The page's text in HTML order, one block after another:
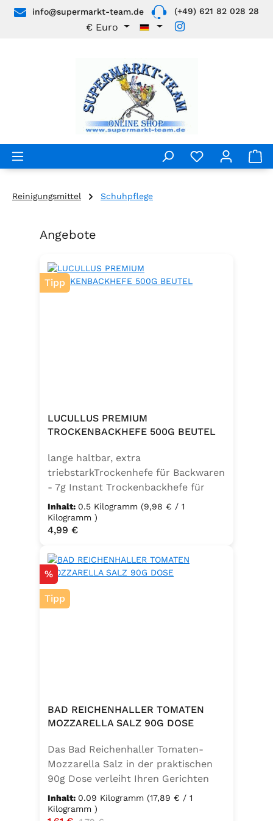
Zum Hauptinhalt springen
info@supermarkt-team.de (+49) 621 82 028 28
€ Euro
Reinigungsmittel Schuhpflege
Produktgalerie überspringen
Angebote
Tipp
LUCULLUS PREMIUM
TROCKENBACKHEFE 500G BEUTEL
lange haltbar, extra
triebstarkTrockenhefe für Backwaren
- 7g Instant Trockenbackhefe für
500g Weizenmehl, entspricht 25g
FrischhefeZutaten: Trockenbackhefe,
Emulgator Sorbitanmonostearat
Inhalt: 0.5 Kilogramm (9,98 € / 1
Kilogramm )
Regulärer Preis:
4,99 €
Rabatt
%
Tipp
BAD REICHENHALLER TOMATEN
MOZZARELLA SALZ 90G DOSE
Das Bad Reichenhaller Tomaten-
Mozzarella Salz in der praktischen
90g Dose verleiht Ihren Gerichten
eine mediterrane Note. Ideal für
Caprese, Salate, Pasta und viele
Inhalt: 0.09 Kilogramm (17,89 € / 1
Kilogramm )